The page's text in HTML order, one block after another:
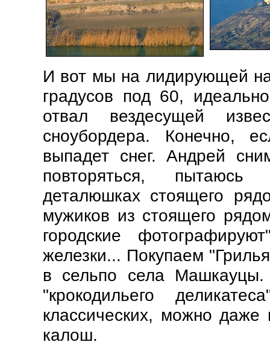
И вот мы на лидирующей
градусов под 60,
отвал вездесущей
сноубордера. Конечно,
выпадет снег. Андрей
повторяться, пытаюсь
деталюшках стоящего
мужиков из стоящего
городские
железки... Покупаем
в сельпо села
"крокодильего
классических, можно даже
калош.